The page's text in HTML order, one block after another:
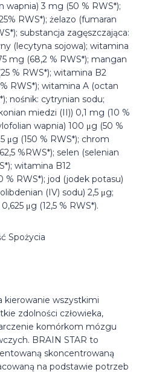
3 mg (50 % RWS*);
RWS*); żelazo (fumaran
substancja zagęszczająca:
(lecytyna sojowa); witamina
mg (68,2 % RWS*); mangan
% RWS*); witamina B2
RWS*); witamina A (octan
nośnik: cytrynian sodu;
miedzi (II)) 0,1 mg (10 %
wapnia) 100 μg (50 %
μg (150 % RWS*); chrom
%RWS*); selen (selenian
witamina B12
% RWS*); jod (jodek potasu)
(IV) sodu) 2,5 μg;
μg (12,5 % RWS*).
Spożycia
kierowanie wszystkimi
zdolności człowieka,
komórkom mózgu
BRAIN STAR to
skoncentrowaną
na podstawie potrzeb